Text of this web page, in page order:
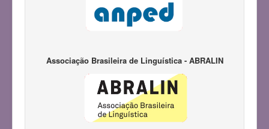
Associação Brasileira de Linguística - ABRALIN